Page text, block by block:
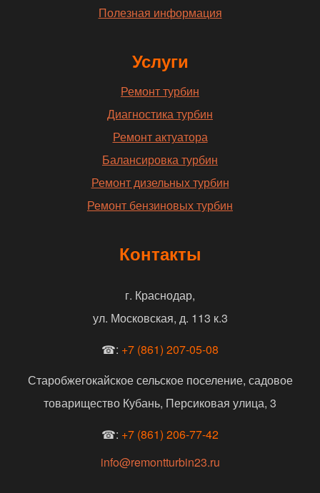
Полезная информация
Услуги
Ремонт турбин
Диагностика турбин
Ремонт актуатора
Балансировка турбин
Ремонт дизельных турбин
Ремонт бензиновых турбин
Контакты
г. Краснодар,
ул. Московская, д. 113 к.3
☎: +7 (861) 207-05-08
Старобжегокайское сельское поселение, садовое
товарищество Кубань, Персиковая улица, 3
☎: +7 (861) 206-77-42
info@remontturbin23.ru